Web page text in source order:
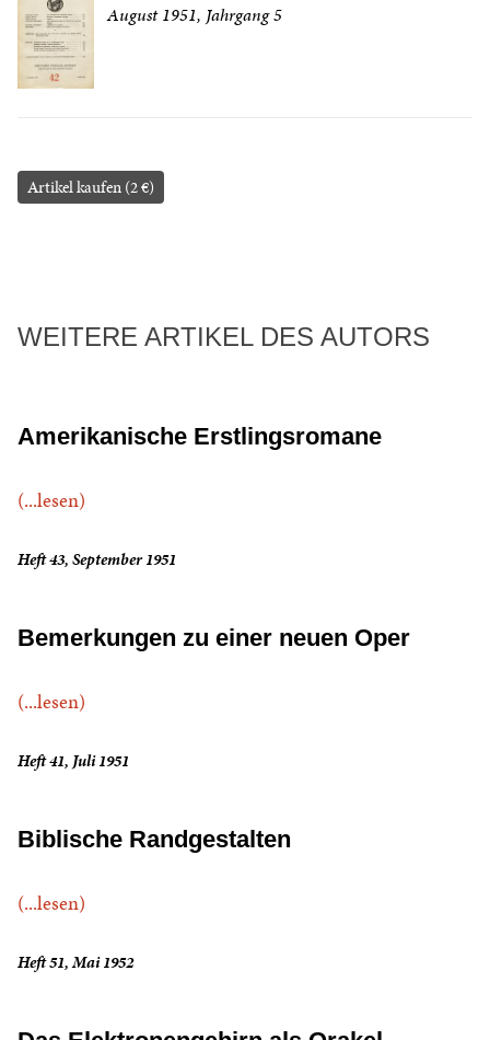
August 1951, Jahrgang 5
Artikel kaufen (2 €)
WEITERE ARTIKEL DES AUTORS
Amerikanische Erstlingsromane
(...lesen)
Heft 43, September 1951
Bemerkungen zu einer neuen Oper
(...lesen)
Heft 41, Juli 1951
Biblische Randgestalten
(...lesen)
Heft 51, Mai 1952